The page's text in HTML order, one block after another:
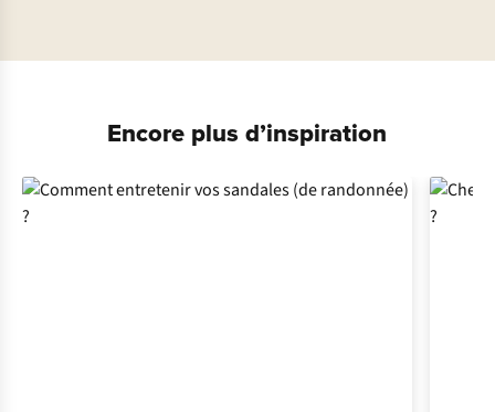
Encore plus d’inspiration